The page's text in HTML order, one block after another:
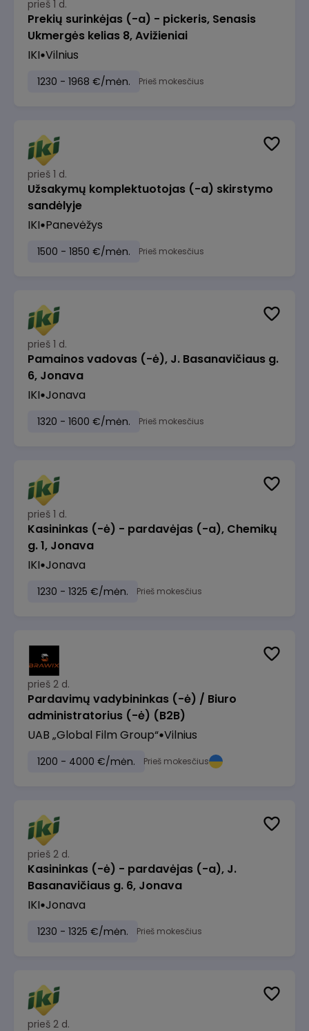
prieš 1 d.
Prekių surinkėjas (-a) - pickeris, Senasis
Ukmergės kelias 8, Avižieniai
IKI Vilnius
1230 - 1968 €/mėn. Prieš mokesčius
prieš 1 d.
Užsakymų komplektuotojas (-a) skirstymo
sandėlyje
IKI Panevėžys
1500 - 1850 €/mėn. Prieš mokesčius
prieš 1 d.
Pamainos vadovas (-ė), J. Basanavičiaus g.
6, Jonava
IKI Jonava
1320 - 1600 €/mėn. Prieš mokesčius
prieš 1 d.
Kasininkas (-ė) - pardavėjas (-a), Chemikų
g. 1, Jonava
IKI Jonava
1230 - 1325 €/mėn. Prieš mokesčius
prieš 2 d.
Pardavimų vadybininkas (-ė) / Biuro
administratorius (-ė) (B2B)
UAB „Global Film Group“ Vilnius
1200 - 4000 €/mėn. Prieš mokesčius
prieš 2 d.
Kasininkas (-ė) - pardavėjas (-a), J.
Basanavičiaus g. 6, Jonava
IKI Jonava
1230 - 1325 €/mėn. Prieš mokesčius
prieš 2 d.